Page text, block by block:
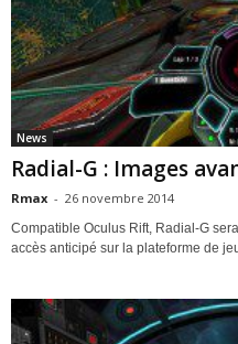
News
Radial-G : Images
Rmax - 26 novembre 2014
Compatible Oculus Rift, Radial-G
accès anticipé sur la plateforme de